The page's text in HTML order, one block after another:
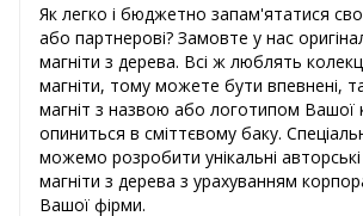
Як легко і бюджетно запам'ятатися
або партнерові? Замовте у нас
магніти з дерева. Всі ж люблять
магніти, тому можете бути впевнені,
магніт з назвою або логотипом Вашої
опиниться в сміттєвому баку.
можемо розробити унікальні авторські
магніти з дерева з урахуванням
Вашої фірми.